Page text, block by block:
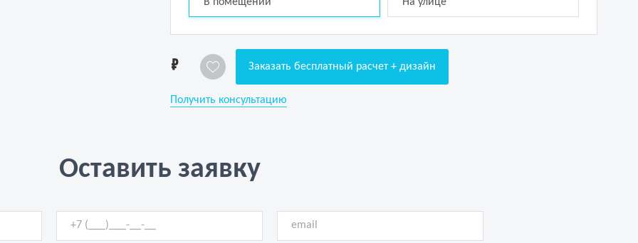
1 Заказать бесплатный расчет + дизайн
Получить консультацию
Оставить заявку